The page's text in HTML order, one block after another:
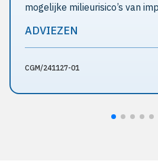
mogelijke milieurisico’s van
ADVIEZEN
CGM/241127-01